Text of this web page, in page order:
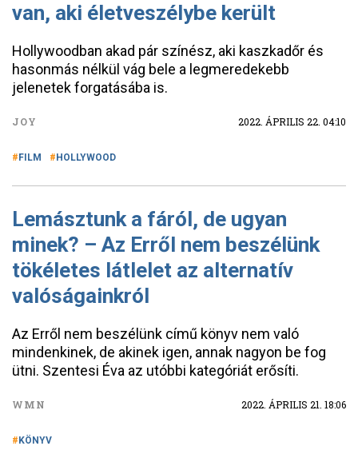
van, aki életveszélybe került
Hollywoodban akad pár színész, aki kaszkadőr és
hasonmás nélkül vág bele a legmeredekebb
jelenetek forgatásába is.
JOY 2022. ÁPRILIS 22. 04:10
FILM HOLLYWOOD
Lemásztunk a fáról, de ugyan
minek? – Az Erről nem beszélünk
tökéletes látlelet az alternatív
valóságainkról
Az Erről nem beszélünk című könyv nem való
mindenkinek, de akinek igen, annak nagyon be fog
ütni. Szentesi Éva az utóbbi kategóriát erősíti.
WMN 2022. ÁPRILIS 21. 18:06
KÖNYV